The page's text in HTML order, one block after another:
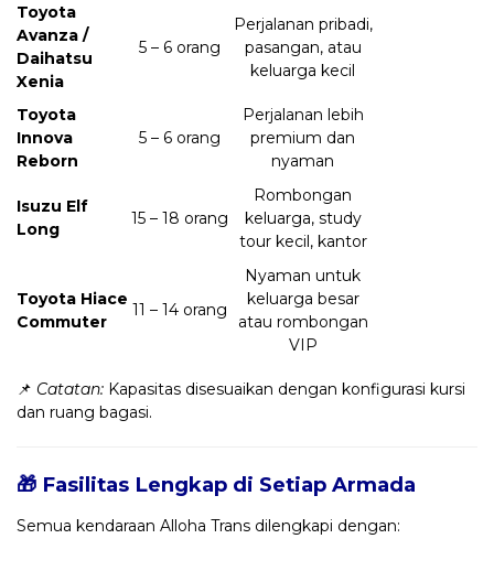
Toyota
Avanza /
Daihatsu
Xenia
5 – 6 orang
Perjalanan pribadi,
pasangan, atau
keluarga kecil
Toyota
Innova
Reborn
5 – 6 orang
Perjalanan lebih
premium dan
nyaman
Isuzu Elf
Long
15 – 18 orang
Rombongan
keluarga, study
tour kecil, kantor
Toyota Hiace
Commuter
11 – 14 orang
Nyaman untuk
keluarga besar
atau rombongan
VIP
📌 Catatan: Kapasitas disesuaikan dengan konfigurasi kursi
dan ruang bagasi.
🎁 Fasilitas Lengkap di Setiap Armada
Semua kendaraan Alloha Trans dilengkapi dengan: